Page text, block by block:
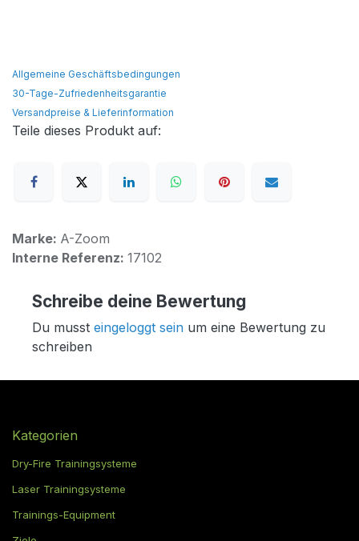
Allgemeine Geschäftsbedingungen
30-Tage-Zufriedenheitsgarantie
Versandpreise & Lieferinformation
Teile dieses Produkt auf:
Marke: A-Zoom
Interne Referenz: 17102
Schreibe deine Bewertung
Du musst eingeloggt sein um eine Bewertung zu
schreiben
Kategorien
Dry-Fire Trainingsysteme
Laser Trainingsysteme
Trainings-Equipment